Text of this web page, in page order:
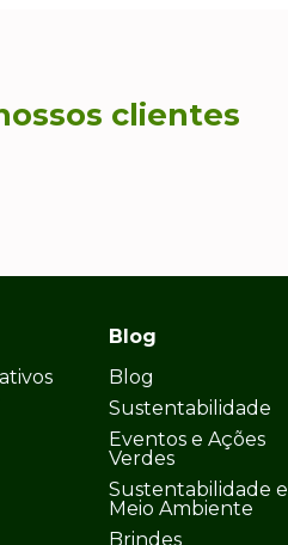
clientes
Blog
Blog
Sustentabilidade
Eventos e Ações
Verdes
Sustentabilidade e
Meio Ambiente
Brindes